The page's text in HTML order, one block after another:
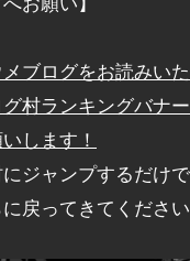
ブログをお読みい
村ランキングバナ
します！
にジャンプするだけ
戻ってきてください